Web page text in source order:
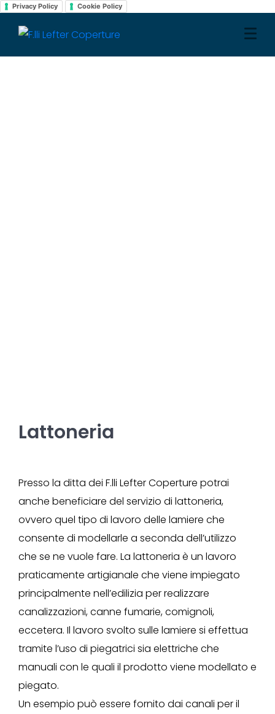
Privacy Policy Cookie Policy
Lattoneria
Presso la ditta dei F.lli Lefter Coperture potrai
anche beneficiare del servizio di lattoneria,
ovvero quel tipo di lavoro delle lamiere che
consente di modellarle a seconda dell’utilizzo
che se ne vuole fare. La lattoneria è un lavoro
praticamente artigianale che viene impiegato
principalmente nell’edilizia per realizzare
canalizzazioni, canne fumarie, comignoli,
eccetera. Il lavoro svolto sulle lamiere si effettua
tramite l’uso di piegatrici sia elettriche che
manuali con le quali il prodotto viene modellato e
piegato.
Un esempio può essere fornito dai canali per il